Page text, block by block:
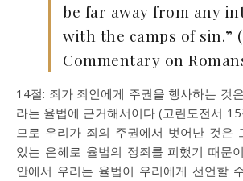
be far away from any
with the camps of sin.”
Commentary on
14절: 죄가 죄인에게 주권을 행사하는 것은
라는 율법에 근거해서이다 (고린도전서
므로 우리가 죄의 주권에서 벗어난 것은
있는 은혜로 율법의 정죄를 피했기 때문
안에서 우리는 율법이 우리에게 선언할